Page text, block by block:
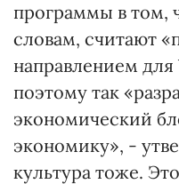
программы в том,
словам, считают
направлением
поэтому так
экономический
экономику», -
культура тоже.